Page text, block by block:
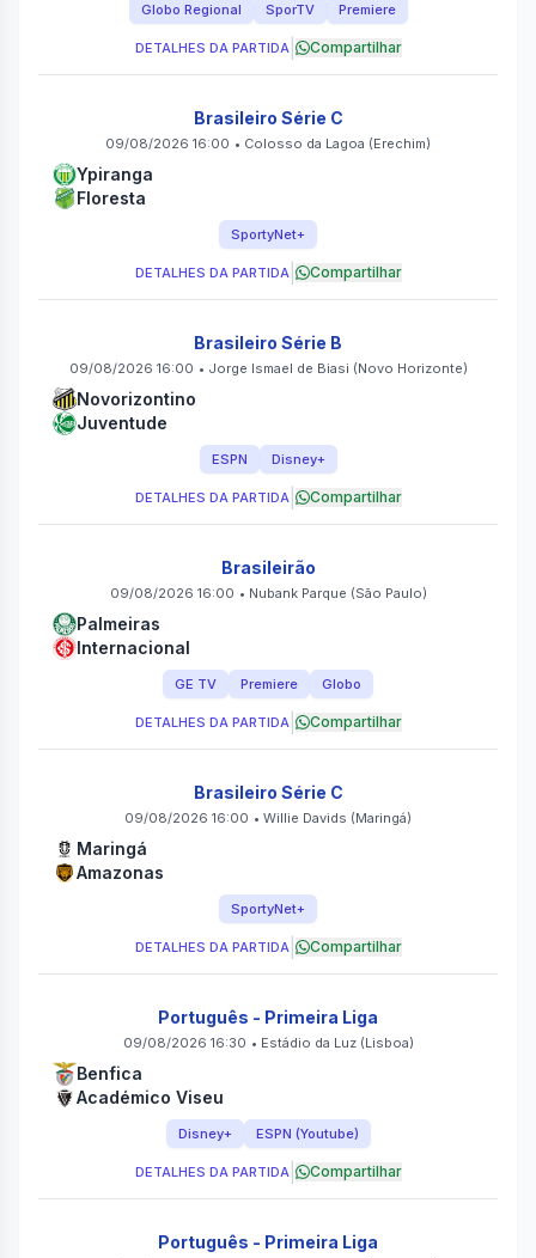
Globo Regional SporTV Premiere
DETALHES DA PARTIDA| Compartilhar
Brasileiro Série C
09/08/2026 16:00 • Colosso da Lagoa (Erechim)
Ypiranga
Floresta
SportyNet+
DETALHES DA PARTIDA| Compartilhar
Brasileiro Série B
09/08/2026 16:00 • Jorge Ismael de Biasi (Novo Horizonte)
Novorizontino
Juventude
ESPN Disney+
DETALHES DA PARTIDA| Compartilhar
Brasileirão
09/08/2026 16:00 • Nubank Parque (São Paulo)
Palmeiras
Internacional
GE TV Premiere Globo
DETALHES DA PARTIDA| Compartilhar
Brasileiro Série C
09/08/2026 16:00 • Willie Davids (Maringá)
Maringá
Amazonas
SportyNet+
DETALHES DA PARTIDA| Compartilhar
Português - Primeira Liga
09/08/2026 16:30 • Estádio da Luz(Lisboa)
Benfica
Académico Viseu
Disney+ ESPN (Youtube)
DETALHES DA PARTIDA| Compartilhar
Português - Primeira Liga